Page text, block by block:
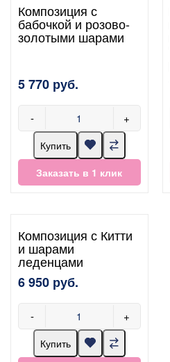
Композиция с
бабочкой и розово-
золотыми шарами
5 770 руб.
- +
Купить
Заказать в 1 клик
Композиция с Китти
и шарами
леденцами
6 950 руб.
- +
Купить